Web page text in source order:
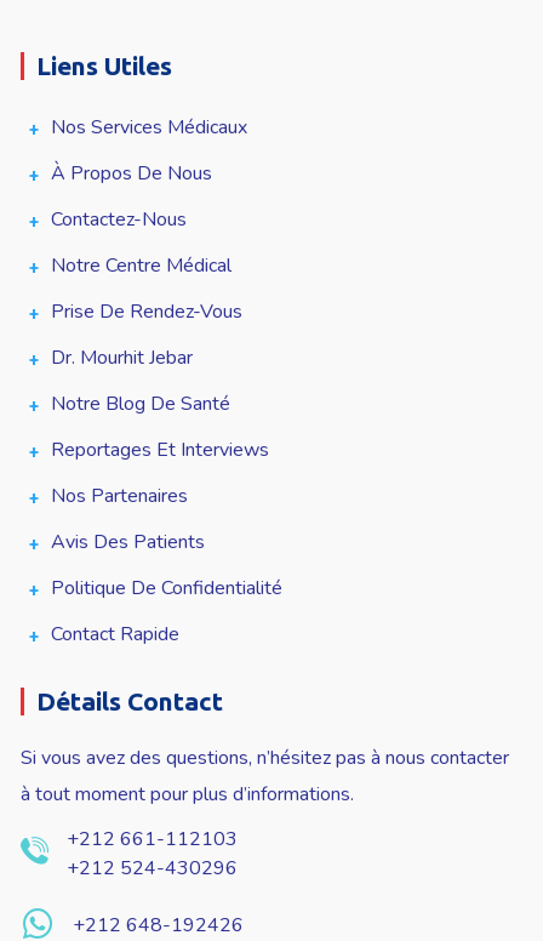
Liens Utiles
Nos Services Médicaux
À Propos De Nous
Contactez-Nous
Notre Centre Médical
Prise De Rendez-Vous
Dr. Mourhit Jebar
Notre Blog De Santé
Reportages Et Interviews
Nos Partenaires
Avis Des Patients
Politique De Confidentialité
Contact Rapide
Détails Contact
Si vous avez des questions, n’hésitez pas à nous contacter
à tout moment pour plus d’informations.
+212 661-112103
+212 524-430296
+212 648-192426